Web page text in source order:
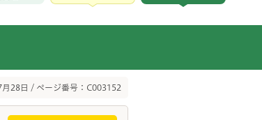
28日 / ページ番号：C003152